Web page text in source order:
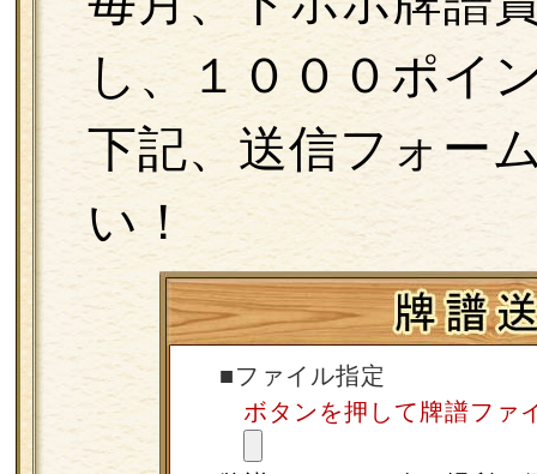
し、１０００ポイ
下記、送信フォー
い！
■ファイル指定
ボタンを押して牌譜ファ